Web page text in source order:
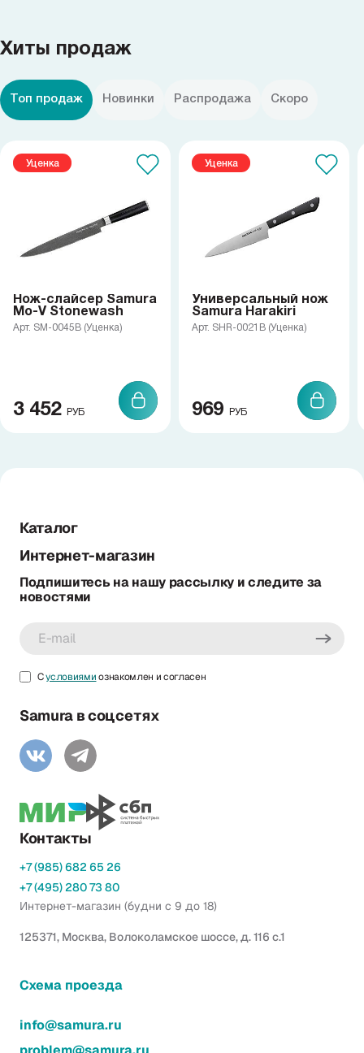
Хиты продаж
Топ продаж Новинки Распродажа Скоро
Уценка
Нож-слайсер Samura
Mo-V Stonewash
Арт. SM-0045B (Уценка)
3 452 РУБ
Уценка
Универсальный нож
Samura Harakiri
Арт. SHR-0021B (Уценка)
969 РУБ
Каталог
Интернет-магазин
Подпишитесь на нашу рассылку и следите за
новостями
Сусловиямиознакомлен и согласен
Samura в соцсетях
Контакты
+7 (985) 682 65 26
+7 (495) 280 73 80
Интернет-магазин (будни с 9 до 18)
125371, Москва, Волоколамское шоссе, д. 116 с.1
Схема проезда
info@samura.ru